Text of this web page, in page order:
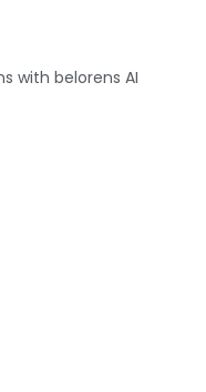
with belorens AI